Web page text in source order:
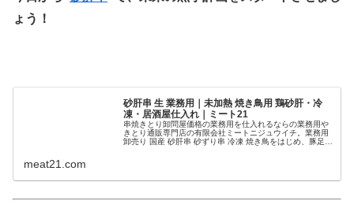
ょう！
砂肝串 生 業務用｜未加熱 焼き鳥用 鶏砂肝・冷
凍・居酒屋仕入れ｜ミート21
串焼きとり卸問屋価格の業務用を仕入れるならの業務用や
きとり通販専門店の有限会社ミートニジュウイチ。業務用
卸売り 国産 砂肝串 砂ずり串 冷凍 焼き鳥をはじめ、豚足
meat21.com